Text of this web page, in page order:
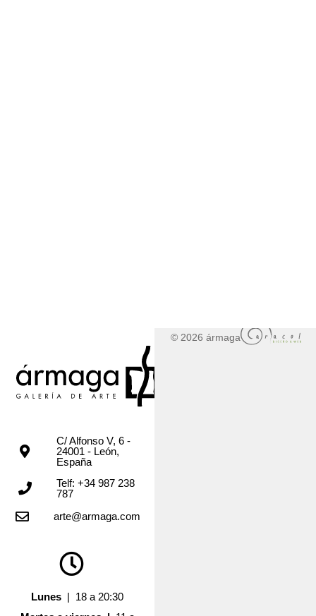
C/ Alfonso V, 6 -
24001 - León,
España
Telf: +34 987 238
787
arte@armaga.com
Lunes | 18 a 20:30
© 2026 ármaga